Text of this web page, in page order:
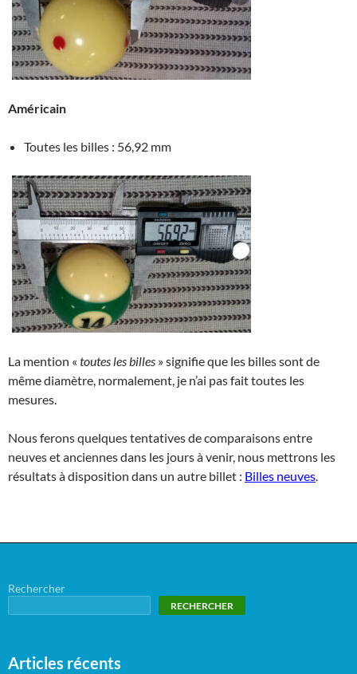
Américain
Toutes les billes : 56,92 mm
La mention « toutes les billes » signifie que les billes sont de
même diamètre, normalement, je n’ai pas fait toutes les
mesures.
Nous ferons quelques tentatives de comparaisons entre
neuves et anciennes dans les jours à venir, nous mettrons les
résultats à disposition dans un autre billet : Billes neuves.
Rechercher
RECHERCHER
Articles récents